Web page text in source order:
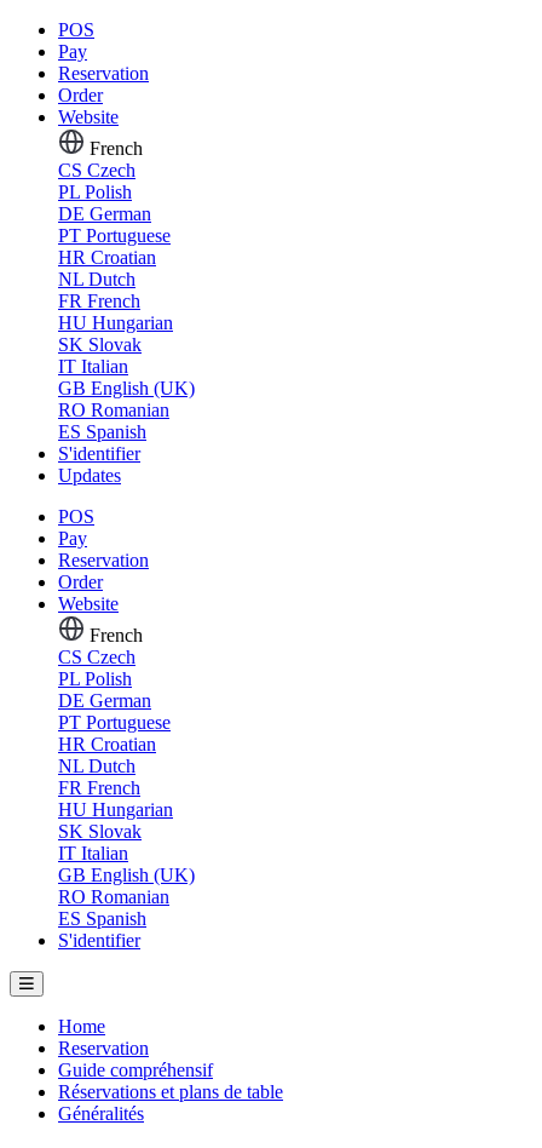
POS
Pay
Reservation
Order
Website
French
CS Czech
PL Polish
DE German
PT Portuguese
HR Croatian
NL Dutch
FR French
HU Hungarian
SK Slovak
IT Italian
GB English (UK)
RO Romanian
ES Spanish
S'identifier
Updates
POS
Pay
Reservation
Order
Website
French
CS Czech
PL Polish
DE German
PT Portuguese
HR Croatian
NL Dutch
FR French
HU Hungarian
SK Slovak
IT Italian
GB English (UK)
RO Romanian
ES Spanish
S'identifier
Home
Reservation
Guide compréhensif
Réservations et plans de table
Généralités